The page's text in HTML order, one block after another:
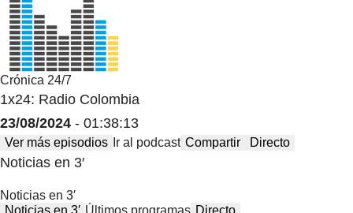
Crónica 24/7
1x24: Radio Colombia
23/08/2024 - 01:38:13
Ver más episodios Ir al podcast Compartir Directo
Noticias en 3′
Noticias en 3′
Noticias en 3′ Últimos programas Directo